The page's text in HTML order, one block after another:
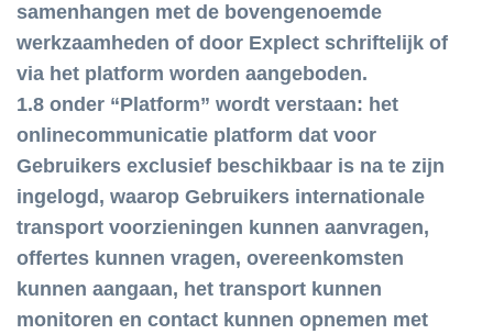
samenhangen met de bovengenoemde
werkzaamheden of door Explect schriftelijk of
via het platform worden aangeboden.
1.8 onder “Platform” wordt verstaan: het
onlinecommunicatie platform dat voor
Gebruikers exclusief beschikbaar is na te zijn
ingelogd, waarop Gebruikers internationale
transport voorzieningen kunnen aanvragen,
offertes kunnen vragen, overeenkomsten
kunnen aangaan, het transport kunnen
monitoren en contact kunnen opnemen met